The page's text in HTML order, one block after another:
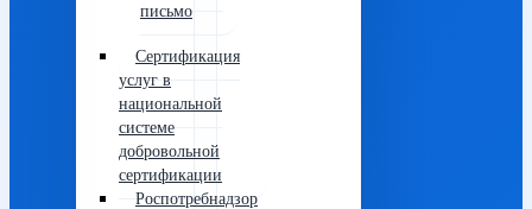
письмо
Сертификация
услуг в
национальной
системе
добровольной
сертификации
Роспотребнадзор